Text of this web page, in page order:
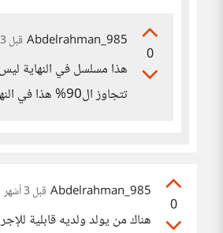
0
Abdelrahman_985 قبل 3 أشهر
هذا مسلسل في النهاية
تتجاوز ال90% هذا في النهاية طفل، شخصيته مهما كانت معقدة فإنه لازال عجينة طرية يمكن تشكيلها.
0
Abdelrahman_985 قبل 3 أشهر
هناك من يولد ولديه قابلية